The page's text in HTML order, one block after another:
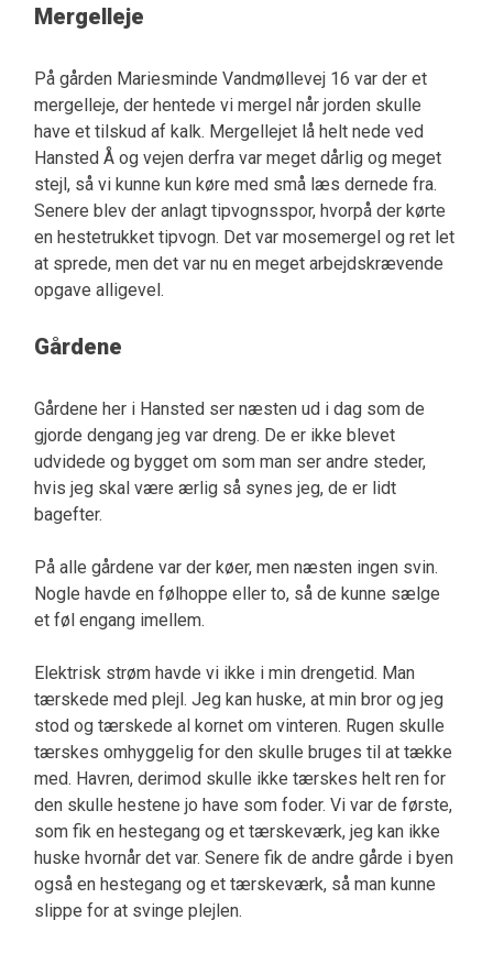
Mergelleje
På gården Mariesminde Vandmøllevej 16 var der et
mergelleje, der hentede vi mergel når jorden skulle
have et tilskud af kalk. Mergellejet lå helt nede ved
Hansted Å og vejen derfra var meget dårlig og meget
stejl, så vi kunne kun køre med små læs dernede fra.
Senere blev der anlagt tipvognsspor, hvorpå der kørte
en hestetrukket tipvogn. Det var mosemergel og ret let
at sprede, men det var nu en meget arbejdskrævende
opgave alligevel.
Gårdene
Gårdene her i Hansted ser næsten ud i dag som de
gjorde dengang jeg var dreng. De er ikke blevet
udvidede og bygget om som man ser andre steder,
hvis jeg skal være ærlig så synes jeg, de er lidt
bagefter.
På alle gårdene var der køer, men næsten ingen svin.
Nogle havde en følhoppe eller to, så de kunne sælge
et føl engang imellem.
Elektrisk strøm havde vi ikke i min drengetid. Man
tærskede med plejl. Jeg kan huske, at min bror og jeg
stod og tærskede al kornet om vinteren. Rugen skulle
tærskes omhyggelig for den skulle bruges til at tække
med. Havren, derimod skulle ikke tærskes helt ren for
den skulle hestene jo have som foder. Vi var de første,
som fik en hestegang og et tærskeværk, jeg kan ikke
huske hvornår det var. Senere fik de andre gårde i byen
også en hestegang og et tærskeværk, så man kunne
slippe for at svinge plejlen.